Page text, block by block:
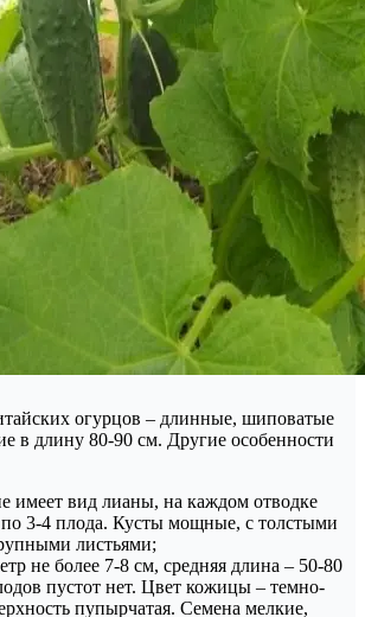
огурцов – длинные, шиповатые
в длину 80-90 см. Другие особенности
имеет вид лианы, на каждом отводке
3-4 плода. Кусты мощные, с толстыми
листьями;
не более 7-8 см, средняя длина – 50-80
пустот нет. Цвет кожицы – темно-
пупырчатая. Семена мелкие,